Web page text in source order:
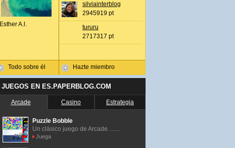
Esther A.l.
Todo sobre él
silviainterblog
2945919 pt
tururu
2717317 pt
Hazte miembro
JUEGOS EN ES.PAPERBLOG.COM
Arcade Casino Estrategia
Puzzle Bobble
Un clásico juego de Arcade. ......
Juega